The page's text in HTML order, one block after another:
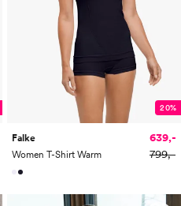
20%
Falke
Women T-Shirt Warm
639,-
799,-